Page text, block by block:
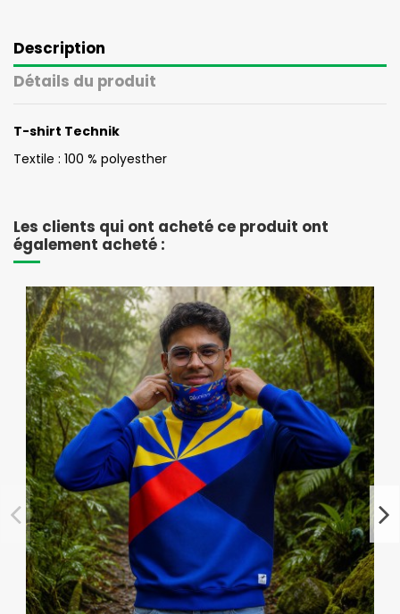
Description
Détails du produit
T-shirt Technik
Textile : 100 % polyesther
Les clients qui ont acheté ce produit ont
également acheté :